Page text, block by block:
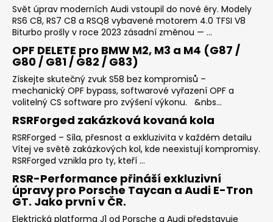
Svět úprav moderních Audi vstoupil do nové éry. Modely
RS6 C8, RS7 C8 a RSQ8 vybavené motorem 4.0 TFSI V8
Biturbo prošly v roce 2023 zásadní změnou — ...
OPF DELETE pro BMW M2, M3 a M4 (G87 /
G80 / G81 / G82 / G83)
Získejte skutečný zvuk S58 bez kompromisů –
mechanický OPF bypass, softwarové vyřazení OPF a
volitelný CS software pro zvýšení výkonu. &nbs...
RSRForged zakázková kovaná kola
RSRForged – Síla, přesnost a exkluzivita v každém detailu
Vítej ve světě zakázkových kol, kde neexistují kompromisy.
RSRForged vznikla pro ty, kteří ...
RSR-Performance přináší exkluzivní
úpravy pro Porsche Taycan a Audi E-Tron
GT. Jako první v ČR.
Elektrická platforma J1 od Porsche a Audi představuje